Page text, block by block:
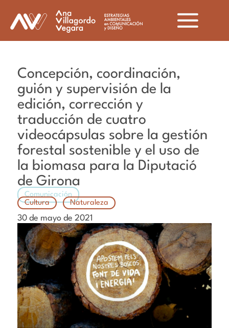
Concepción, coordinación,
guión y supervisión de la
edición, corrección y
traducción de cuatro
videocápsulas sobre la gestión
forestal sostenible y el uso de
la biomasa para la Diputació
de Girona
Comunicación
Cultura
Naturaleza
30 de mayo de 2021